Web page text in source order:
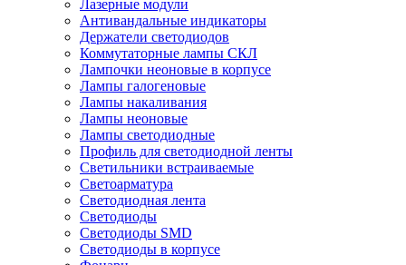
Лазерные модули
Антивандальные индикаторы
Держатели светодиодов
Коммутаторные лампы СКЛ
Лампочки неоновые в корпусе
Лампы галогеновые
Лампы накаливания
Лампы неоновые
Лампы светодиодные
Профиль для светодиодной ленты
Светильники встраиваемые
Светоарматура
Светодиодная лента
Светодиоды
Светодиоды SMD
Светодиоды в корпусе